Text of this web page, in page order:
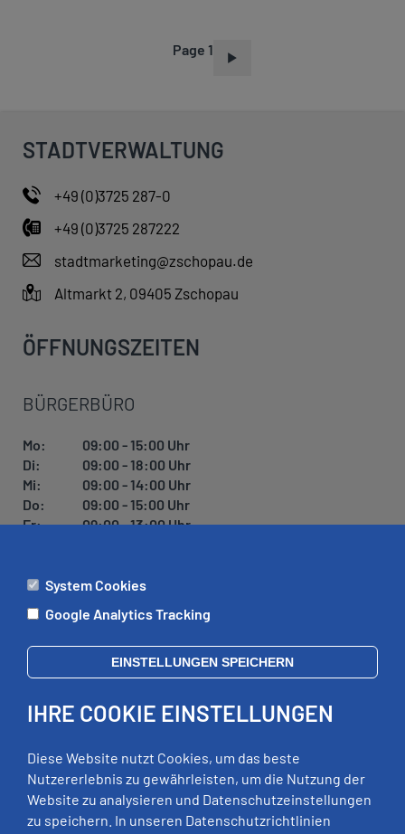
Page 1
STADTVERWALTUNG
+49 (0)3725 287-0
+49 (0)3725 287222
stadtmarketing@zschopau.de
Altmarkt 2, 09405 Zschopau
ÖFFNUNGSZEITEN
BÜRGERBÜRO
Mo:
09:00 - 15:00 Uhr
Di:
09:00 - 18:00 Uhr
Mi:
09:00 - 14:00 Uhr
Do:
09:00 - 15:00 Uhr
Fr:
09:00 - 13:00 Uhr
ÄMTER
Di:
09:00 - 12:00 Uhr, 13:00 - 18:00 Uhr
Mi:
geschlossen
Fr:
09:00 - 12:00 Uhr
RECHTLICHES
System Cookies
Google Analytics Tracking
EINSTELLUNGEN SPEICHERN
IHRE COOKIE EINSTELLUNGEN
Diese Website nutzt Cookies, um das beste
Nutzererlebnis zu gewährleisten, um die Nutzung der
Website zu analysieren und Datenschutzeinstellungen
zu speichern. In unseren Datenschutzrichtlinien